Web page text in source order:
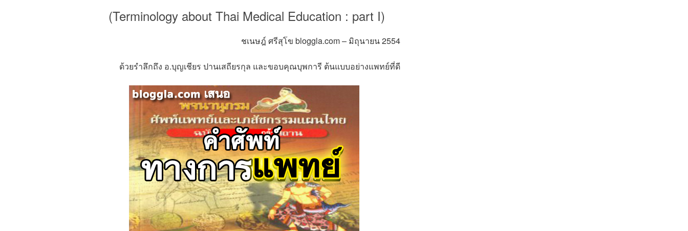
(Terminology about Thai Medical Education : part I)
ชเนษฎ์ ศรีสุโข bloggla.com – มิถุนายน 2554
ด้วยรำลึกถึง อ.บุญเชียร ปานเสถียรกุล และขอบคุณบุพการี ต้นแบบอย่างแพทย์ที่ดี